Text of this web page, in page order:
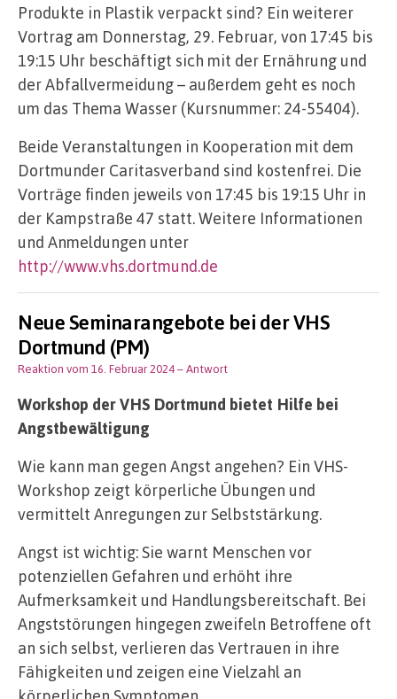
Produkte in Plastik verpackt sind? Ein weiterer
Vortrag am Donnerstag, 29. Februar, von 17:45 bis
19:15 Uhr beschäftigt sich mit der Ernährung und
der Abfallvermeidung – außerdem geht es noch
um das Thema Wasser (Kursnummer: 24-55404).
Beide Veranstaltungen in Kooperation mit dem
Dortmunder Caritasverband sind kostenfrei. Die
Vorträge finden jeweils von 17:45 bis 19:15 Uhr in
der Kampstraße 47 statt. Weitere Informationen
und Anmeldungen unter
http://www.vhs.dortmund.de
Neue Seminarangebote bei der VHS
Dortmund (PM)
Reaktion vom 16. Februar 2024– Antwort
Workshop der VHS Dortmund bietet Hilfe bei
Angstbewältigung
Wie kann man gegen Angst angehen? Ein VHS-
Workshop zeigt körperliche Übungen und
vermittelt Anregungen zur Selbststärkung.
Angst ist wichtig: Sie warnt Menschen vor
potenziellen Gefahren und erhöht ihre
Aufmerksamkeit und Handlungsbereitschaft. Bei
Angststörungen hingegen zweifeln Betroffene oft
an sich selbst, verlieren das Vertrauen in ihre
Fähigkeiten und zeigen eine Vielzahl an